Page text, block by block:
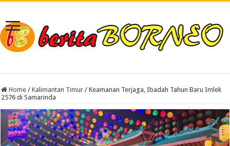
Home / Kalimantan Timur / Keamanan Terjaga, Ibadah Tahun Baru Imlek
2576 di Samarinda